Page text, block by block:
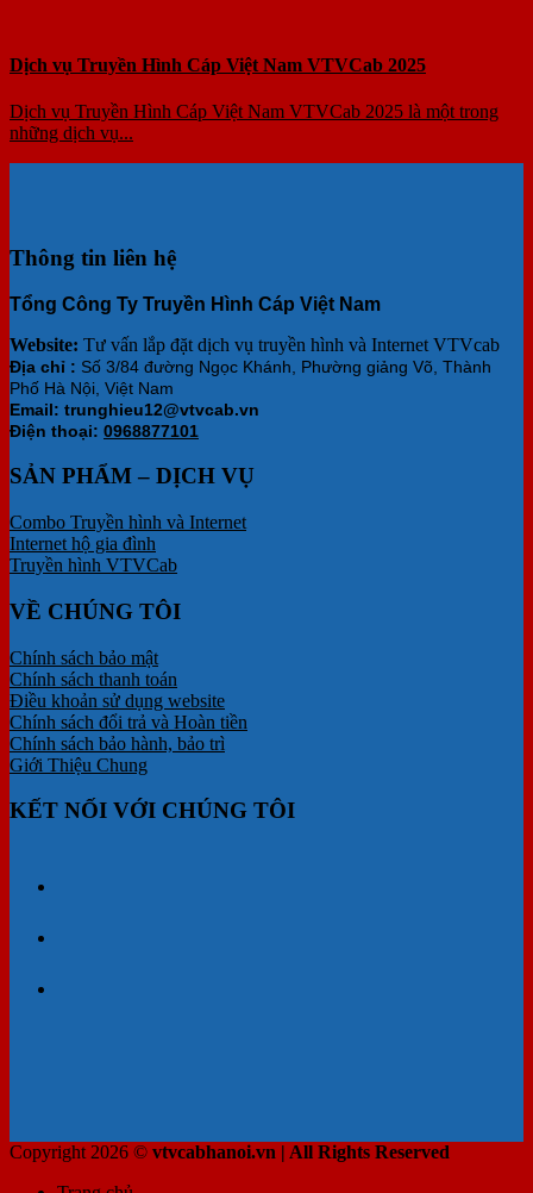
Dịch vụ Truyền Hình Cáp Việt Nam VTVCab 2025
Dịch vụ Truyền Hình Cáp Việt Nam VTVCab 2025 là một trong
những dịch vụ...
Thông tin liên hệ
Tổng Công Ty Truyền Hình Cáp Việt Nam
Website: Tư vấn lắp đặt dịch vụ truyền hình và Internet VTVcab
Địa chỉ : Số 3/84 đường Ngọc Khánh, Phường giảng Võ, Thành
Phố Hà Nội, Việt Nam
Email: trunghieu12@vtvcab.vn
Điện thoại: 0968877101
SẢN PHẨM – DỊCH VỤ
Combo Truyền hình và Internet
Internet hộ gia đình
Truyền hình VTVCab
VỀ CHÚNG TÔI
Chính sách bảo mật
Chính sách thanh toán
Điều khoản sử dụng website
Chính sách đổi trả và Hoàn tiền
Chính sách bảo hành, bảo trì
Giới Thiệu Chung
KẾT NỐI VỚI CHÚNG TÔI
Copyright 2026 © vtvcabhanoi.vn | All Rights Reserved